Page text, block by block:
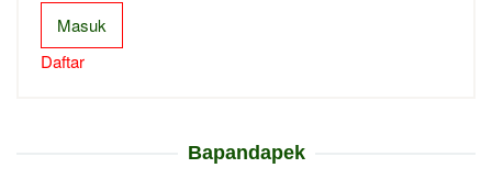
Masuk
Daftar
Bapandapek